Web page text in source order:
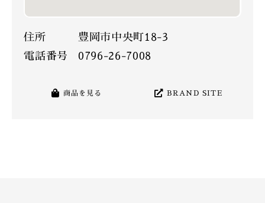
住所
豊岡市中央町18-3
電話番号
0796-26-7008
商品を見る BRAND SITE